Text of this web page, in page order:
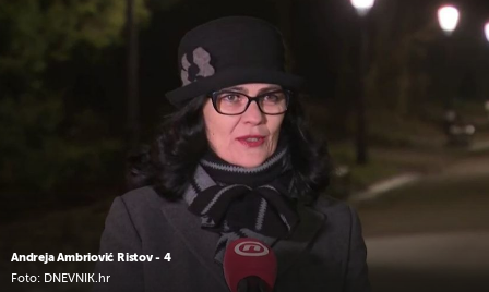
Andreja Ambriović Ristov - 4
Foto: DNEVNIK.hr